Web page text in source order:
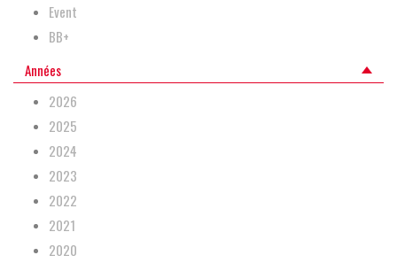
Event
BB+
Années
2026
2025
2024
2023
2022
2021
2020